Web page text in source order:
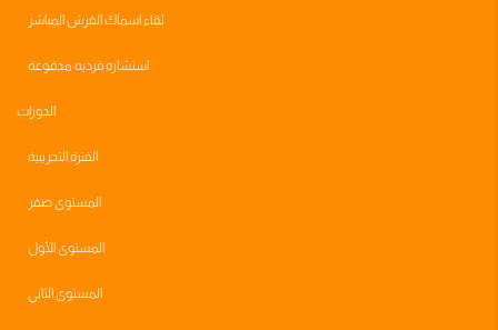
لقاء اسماك القرش المباشر
استشاره فرديه مدفوعة
الدورات
الفترة التجريبية
المستوى صفر
المستوى الأول
المستوى الثاني